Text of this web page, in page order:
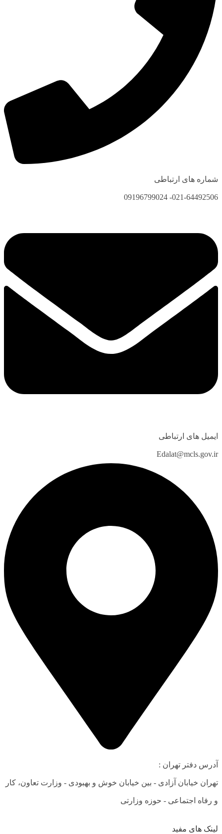
شماره های ارتباطی
021-64492506- 09196799024
ایمیل های ارتباطی
Edalat@mcls.gov.ir
آدرس دفتر تهران :
تهران خیابان آزادی - بین خیابان خوش و بهبودی - وزارت تعاون، کار
و رفاه اجتماعی - حوزه وزارتی
لینک های مفید